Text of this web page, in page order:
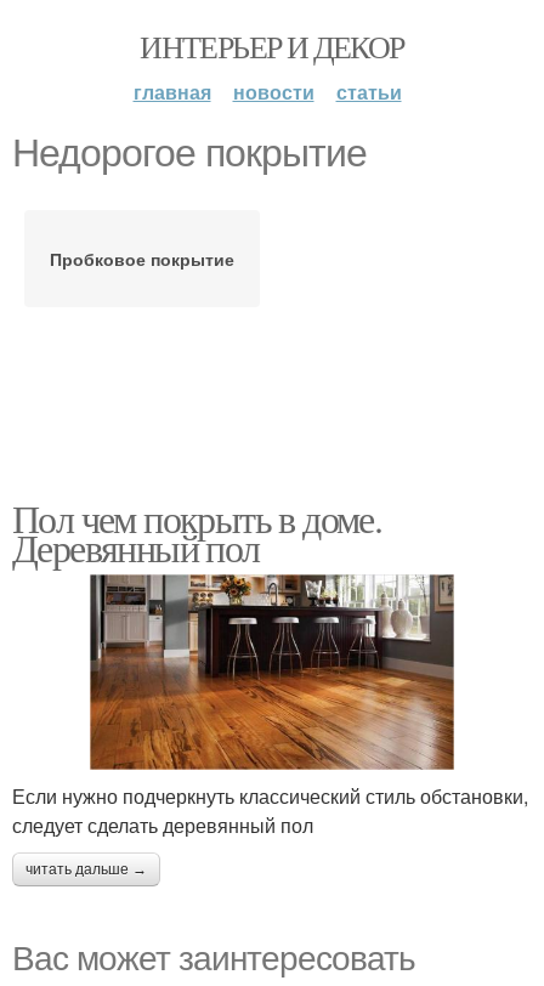
ИНТЕРЬЕР И ДЕКОР
главная новости статьи
Недорогое покрытие
Пробковое покрытие
Пол чем покрыть в доме.
Деревянный пол
Если нужно подчеркнуть классический стиль обстановки,
следует сделать деревянный пол
читать дальше →
Вас может заинтересовать